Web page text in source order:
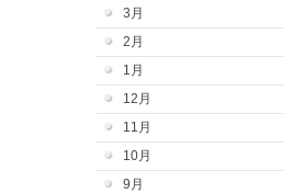
3月
2月
1月
12月
11月
10月
9月